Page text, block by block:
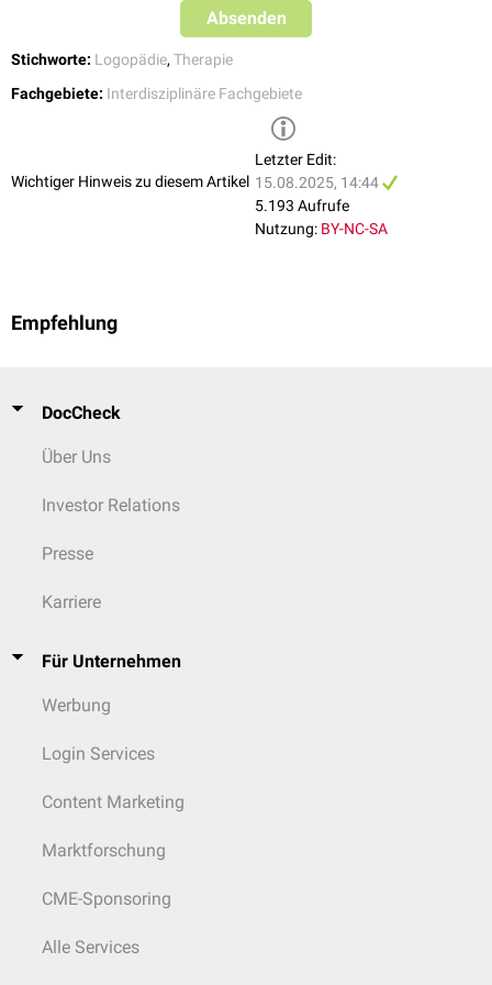
Absenden
Stichworte: Logopädie, Therapie
Fachgebiete: Interdisziplinäre Fachgebiete
Wichtiger Hinweis zu diesem Artikel
Letzter Edit:
15.08.2025, 14:44
5.193 Aufrufe
Nutzung: BY-NC-SA
Empfehlung
DocCheck
Über Uns
Investor Relations
Presse
Karriere
Für Unternehmen
Werbung
Login Services
Content Marketing
Marktforschung
CME-Sponsoring
Alle Services